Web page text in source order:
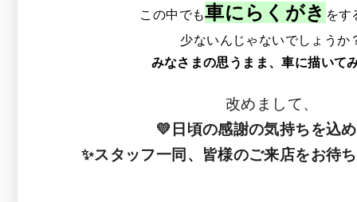
この中でも車にらくがき をす
少ないんじゃないでしょうか
みなさまの思うまま、車に描いて
改めまして、
💛日頃の感謝の気持ちを込
✨スタッフ一同、皆様のご来店をお待